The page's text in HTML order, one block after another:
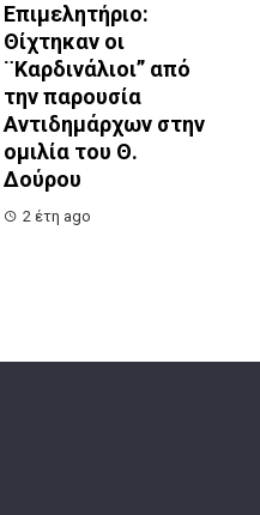
Επιμελητήριο:
Θίχτηκαν οι
¨Καρδινάλιοι” από
την παρουσία
Αντιδημάρχων στην
ομιλία του Θ.
Δούρου
2 έτη ago